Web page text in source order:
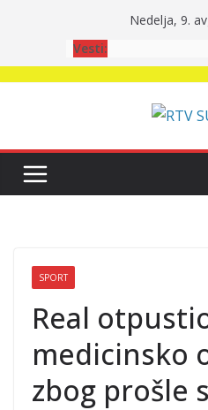
Nedelja, 9.
Vesti:
SPORT
Real
medicinsko
zbog prošle